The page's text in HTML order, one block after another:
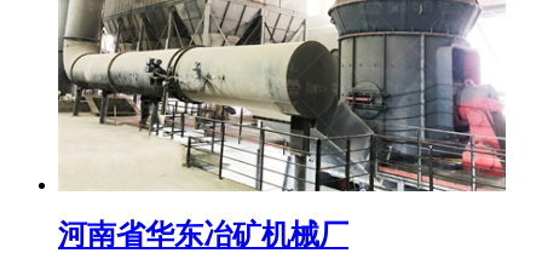
河南省华东冶矿机械厂